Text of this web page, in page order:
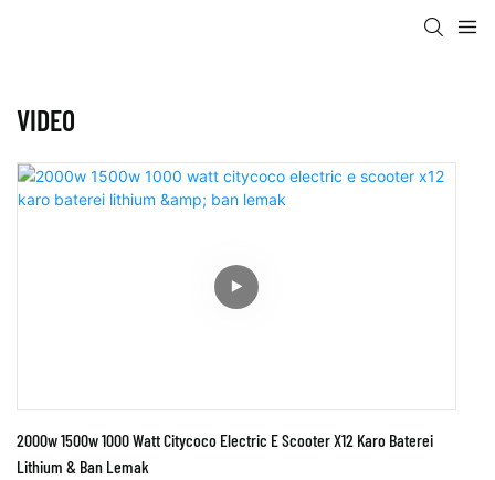
VIDEO
2000w 1500w 1000 Watt Citycoco Electric E Scooter X12 Karo Baterei
Lithium & Ban Lemak